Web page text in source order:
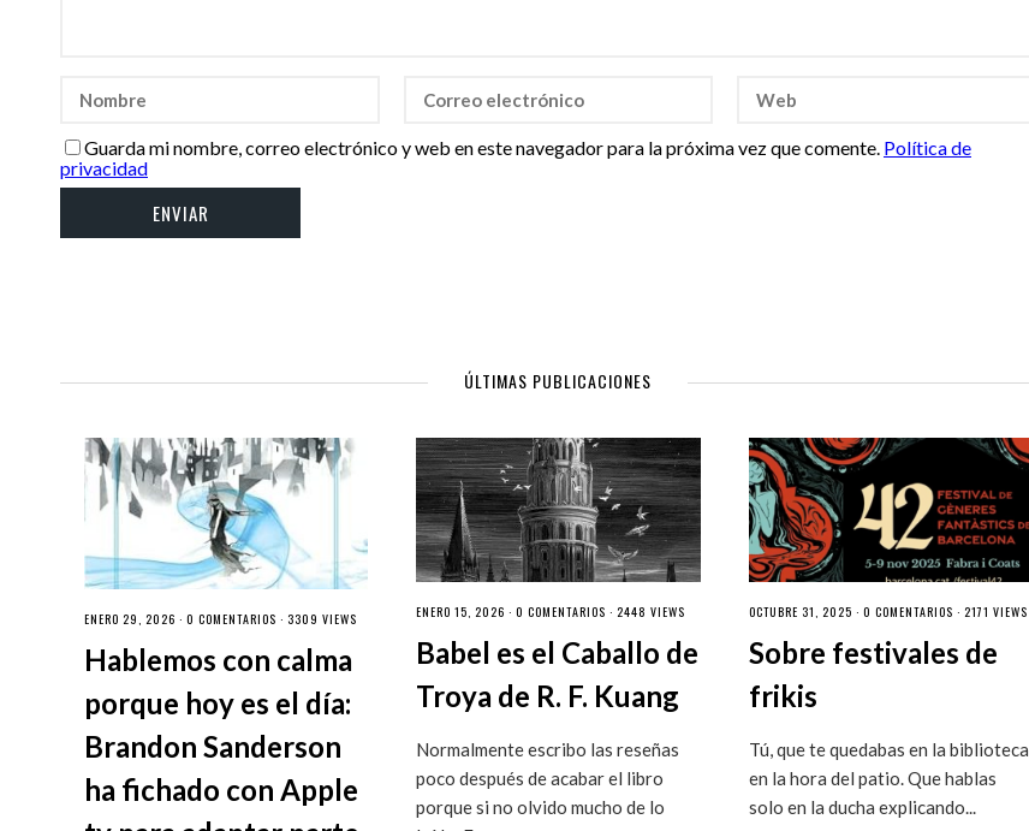
Guarda mi nombre, correo electrónico y web en este navegador para la próxima vez que comente. Política de
privacidad
ÚLTIMAS PUBLICACIONES
ENERO 29, 2026 · 0 COMENTARIOS · 3309 VIEWS
Hablemos con calma
porque hoy es el día:
Brandon Sanderson
ha fichado con Apple
ENERO 15, 2026 ·0 COMENTARIOS · 2448 VIEWS
Babel es el Caballo de
Troya de R. F. Kuang
Normalmente escribo las reseñas
poco después de acabar el libro
porque si no olvido mucho de lo
OCTUBRE 31, 2025 · 0 COMENTARIOS · 2171 VIEWS
Sobre festivales de
frikis
Tú, que te quedabas en la biblioteca
en la hora del patio. Que hablas
solo en la ducha explicando...